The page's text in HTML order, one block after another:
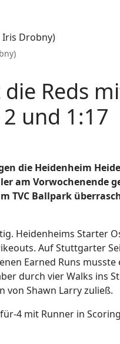
Reds
und 1:17
die Heidenheim
am Vorwochenende
TVC Ballpark
Heidenheims Starter
Auf Stuttgarter
Earned Runs
durch vier Walks ins
von Shawn Larry zuließ.
4 mit Runner in